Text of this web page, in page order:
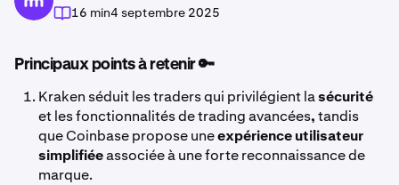
16 min4 septembre 2025
Principaux points à retenir 🔑
Kraken séduit les traders qui privilégient lasécurité
et les fonctionnalités de trading avancées,tandis
que Coinbase propose uneexpérience utilisateur
simplifiéeassociée à une forte reconnaissance de
marque.